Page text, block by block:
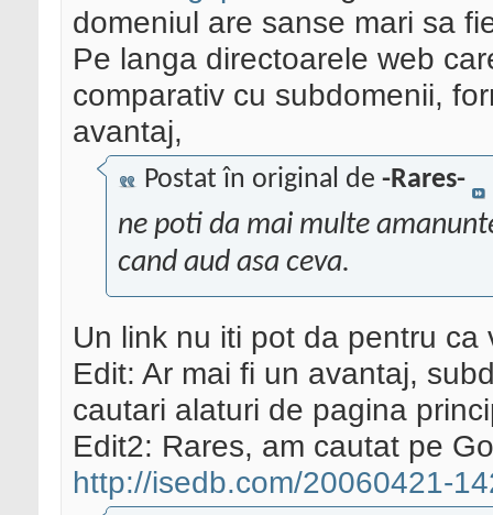
domeniul are sanse mari sa
Pe langa directoarele web
comparativ cu subdomenii,
avantaj,
Postat în original de -Rares-
ne poti da mai multe
cand aud asa ceva.
Un link nu iti pot da pentru
Edit: Ar mai fi un avantaj,
cautari alaturi de pagina
Edit2: Rares, am cautat pe
http://isedb.com/20060421-